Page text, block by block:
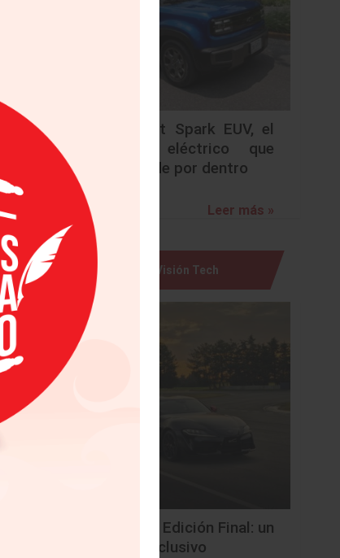
el
la
su
Chevrolet Spark EUV, el
urbano eléctrico que
sorprende por dentro
Leer más »
Visión Tech
BMW Z4 Edición Final: un
adiós exclusivo